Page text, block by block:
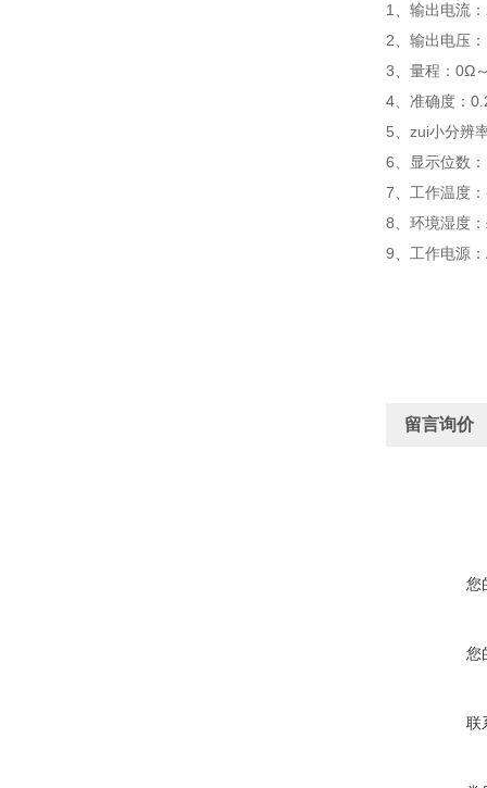
1、输出电流
2、输出电压
3、量程：
4、准确度：
5、zui小分辨
6、显示位数
7、工作温度
8、环境湿度
9、工作电源
留言询价
您
您
联